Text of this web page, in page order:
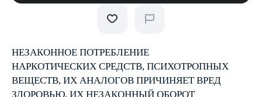
НЕЗАКОННОЕ ПОТРЕБЛЕНИЕ
НАРКОТИЧЕСКИХ СРЕДСТВ, ПСИХОТРОПНЫХ
ВЕЩЕСТВ, ИХ АНАЛОГОВ ПРИЧИНЯЕТ ВРЕД
ЗДОРОВЬЮ, ИХ НЕЗАКОННЫЙ ОБОРОТ